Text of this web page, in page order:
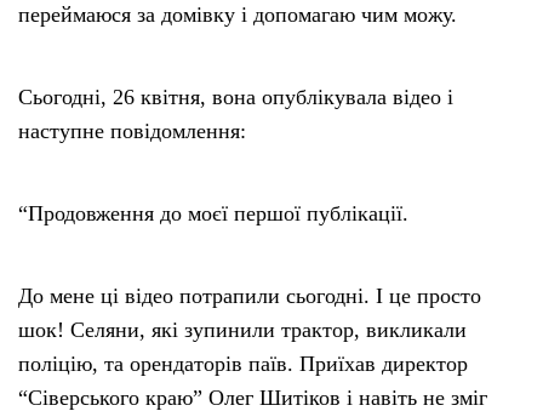
переймаюся за домівку і допомагаю чим можу.
Сьогодні, 26 квітня, вона опублікувала відео і
наступне повідомлення:
“Продовження до моєї першої публікації.
До мене ці відео потрапили сьогодні. І це просто
шок! Селяни, які зупинили трактор, викликали
поліцію, та орендаторів паїв. Приїхав директор
“Сіверського краю” Олег Шитіков і навіть не зміг